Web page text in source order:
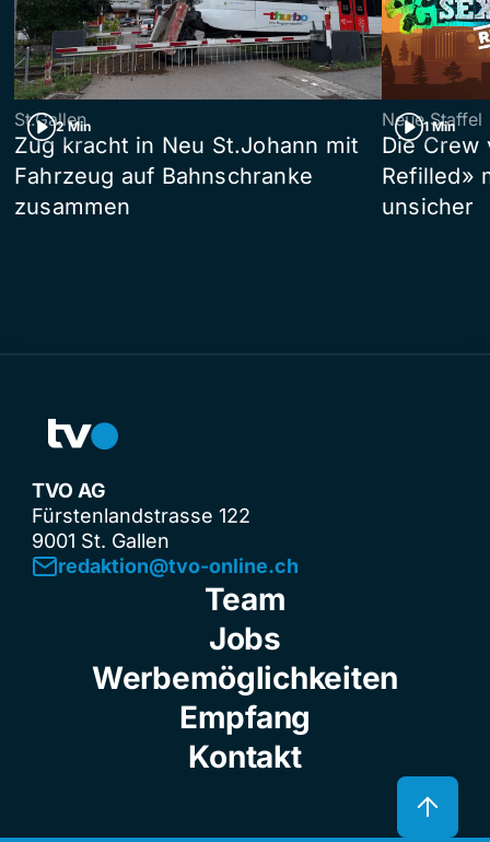
2 Min
St.Gallen
Zug kracht in Neu St.Johann mit
Fahrzeug auf Bahnschranke
zusammen
1 Min
Neue Staffel
Die Crew
Refilled»
unsicher
TVO AG
Fürstenlandstrasse 122
9001 St. Gallen
redaktion@tvo-online.ch
Team
Jobs
Werbemöglichkeiten
Empfang
Kontakt